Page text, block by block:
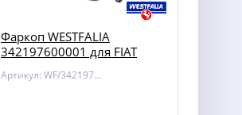
Фаркоп WESTFALIA
342197600001 для FIAT
Star / Lounge / Jeep Renegade
Артикул: WF/342197600001